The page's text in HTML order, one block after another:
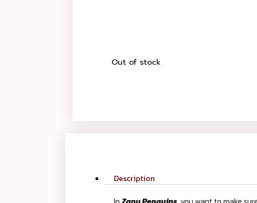
Out of stock
Description